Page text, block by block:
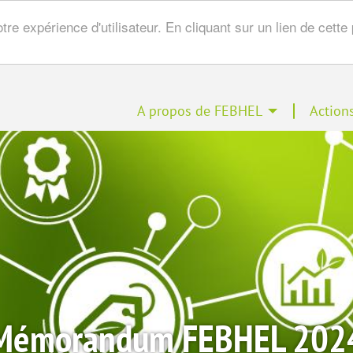
expérience d'utilisateur. En cliquant sur un lien de
A propos de FEBHEL
FEBHEL